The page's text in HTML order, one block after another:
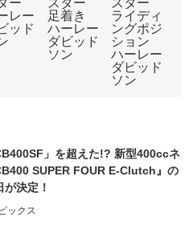
」を超えた!? 新型400ccネ
SUPER FOUR E-Clutch』の
決定！
ックス